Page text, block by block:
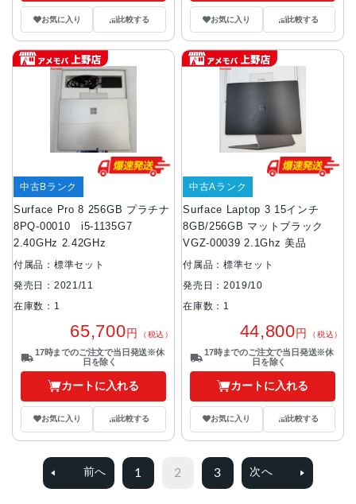
お気に入り 比較する お気に入り 比較する
Surface Pro 8 256GB プラチナ
8PQ-00010 i5-1135G7
2.40GHz 2.42GHz
中古Bランク
付属品：標準セット
発売日：2021/11
在庫数：1
65,700円 （税込）
17時までのご注文で当日発送※休
日を除く
カートに入れる
お気に入り 比較する
Surface Laptop 3 15インチ
8GB/256GB マットブラック
VGZ-00039 2.1Ghz 美品
中古Aランク
付属品：標準セット
発売日：2019/10
在庫数：1
44,800円 （税込）
17時までのご注文で当日発送※休
日を除く
カートに入れる
お気に入り 比較する
前へ 1 2 3 次へ